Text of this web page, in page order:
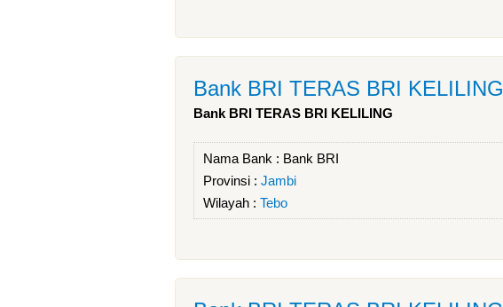
Bank BRI TERAS BRI KELILING
Bank BRI TERAS BRI KELILING
Nama Bank : Bank BRI
Provinsi : Jambi
Wilayah : Tebo